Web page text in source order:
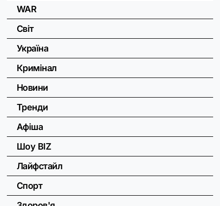
WAR
Світ
Україна
Кримінал
Новини
Тренди
Афіша
Шоу BIZ
Лайфстайл
Спорт